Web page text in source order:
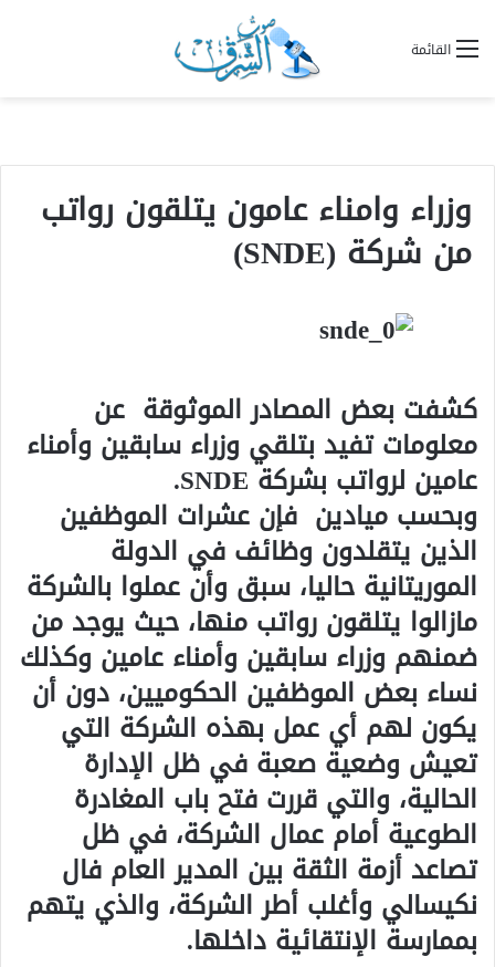
القائمة
وزراء وامناء عامون يتلقون رواتب
من شركة (SNDE)
كشفت بعض المصادر الموثوقة عن
معلومات تفيد بتلقي وزراء سابقين وأمناء
عامين لرواتب بشركة SNDE.
وبحسب ميادين فإن عشرات الموظفين
الذين يتقلدون وظائف في الدولة
الموريتانية حاليا، سبق وأن عملوا بالشركة
مازالوا يتلقون رواتب منها، حيث يوجد من
ضمنهم وزراء سابقين وأمناء عامين وكذلك
نساء بعض الموظفين الحكوميين، دون أن
يكون لهم أي عمل بهذه الشركة التي
تعيش وضعية صعبة في ظل الإدارة
الحالية، والتي قررت فتح باب المغادرة
الطوعية أمام عمال الشركة، في ظل
تصاعد أزمة الثقة بين المدير العام فال
نكيسالي وأغلب أطر الشركة، والذي يتهم
بممارسة الإنتقائية داخلها.